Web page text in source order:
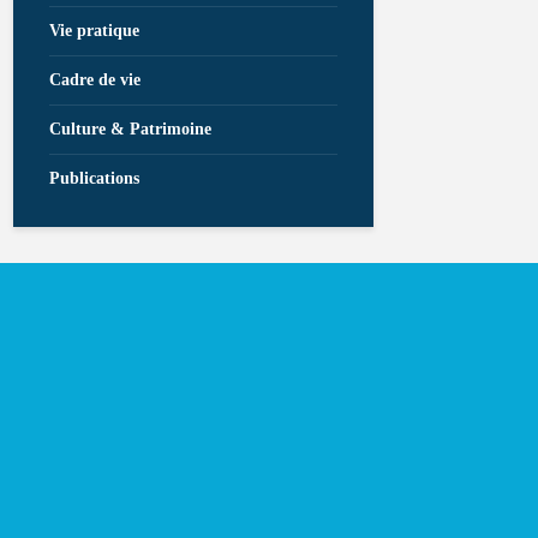
Vie pratique
Cadre de vie
Culture & Patrimoine
Publications